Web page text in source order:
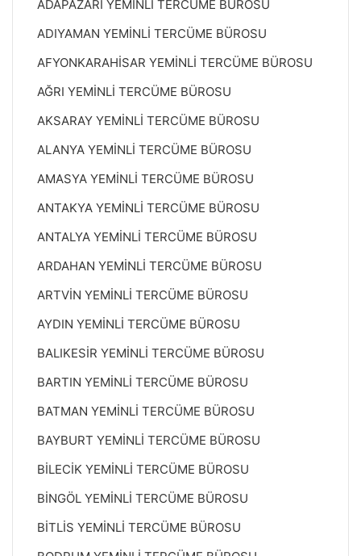
ADAPAZARI YEMİNLİ TERCÜME BÜROSU
ADIYAMAN YEMİNLİ TERCÜME BÜROSU
AFYONKARAHİSAR YEMİNLİ TERCÜME BÜROSU
AĞRI YEMİNLİ TERCÜME BÜROSU
AKSARAY YEMİNLİ TERCÜME BÜROSU
ALANYA YEMİNLİ TERCÜME BÜROSU
AMASYA YEMİNLİ TERCÜME BÜROSU
ANTAKYA YEMİNLİ TERCÜME BÜROSU
ANTALYA YEMİNLİ TERCÜME BÜROSU
ARDAHAN YEMİNLİ TERCÜME BÜROSU
ARTVİN YEMİNLİ TERCÜME BÜROSU
AYDIN YEMİNLİ TERCÜME BÜROSU
BALIKESİR YEMİNLİ TERCÜME BÜROSU
BARTIN YEMİNLİ TERCÜME BÜROSU
BATMAN YEMİNLİ TERCÜME BÜROSU
BAYBURT YEMİNLİ TERCÜME BÜROSU
BİLECİK YEMİNLİ TERCÜME BÜROSU
BİNGÖL YEMİNLİ TERCÜME BÜROSU
BİTLİS YEMİNLİ TERCÜME BÜROSU